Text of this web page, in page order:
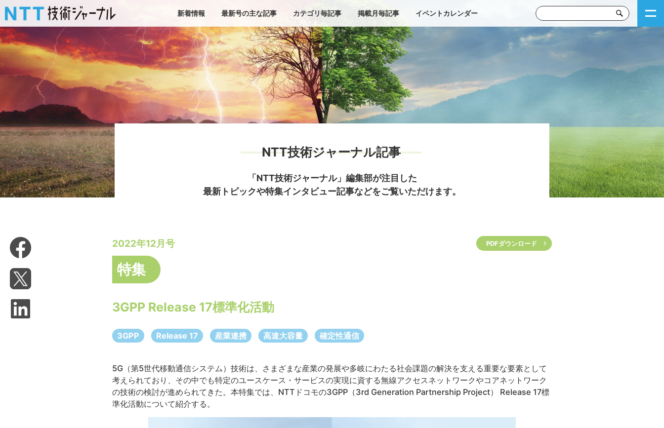
新着情報 最新号の主な記事 カテゴリ毎記事 掲載月毎記事 イベントカレンダー
NTT技術ジャーナル記事
「NTT技術ジャーナル」編集部が注目した
最新トピックや特集インタビュー記事などをご覧いただけます。
PDFダウンロード
2022年12月号
特集
3GPP Release 17標準化活動
3GPP Release 17 産業連携 高速大容量 確定性通信
5G（第5世代移動通信システム）技術は、さまざまな産業の発展や多岐にわたる社会課題の解決を支える重要な要素として
考えられており、その中でも特定のユースケース・サービスの実現に資する無線アクセスネットワークやコアネットワーク
の技術の検討が進められてきた。本特集では、NTTドコモの3GPP（3rd Generation Partnership Project） Release 17標
準化活動について紹介する。